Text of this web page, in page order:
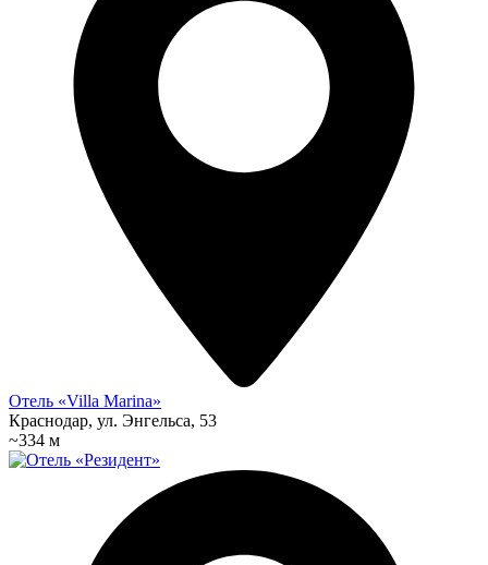
Отель «Villa Marina»
Краснодар, ул. Энгельса, 53
~334 м